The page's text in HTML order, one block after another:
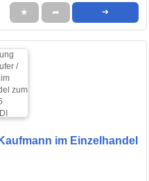
★ ➦ ➜
im Einzelhandel